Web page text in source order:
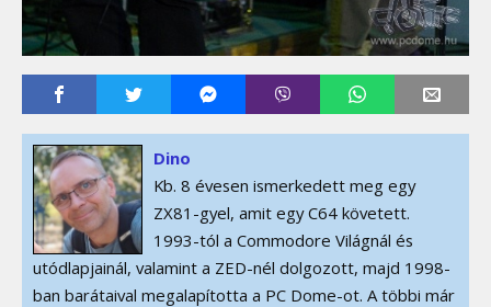
Dino
Kb. 8 évesen ismerkedett meg egy
ZX81-gyel, amit egy C64 követett.
1993-tól a Commodore Világnál és
utódlapjainál, valamint a ZED-nél dolgozott, majd 1998-
ban barátaival megalapította a PC Dome-ot. A többi már